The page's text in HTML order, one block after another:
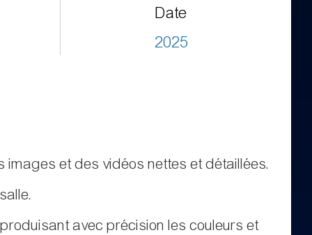
Date
2025
images et des vidéos nettes et détaillées.
avec précision les couleurs et